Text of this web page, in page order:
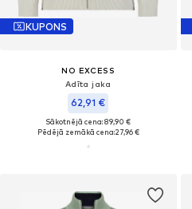
KUPONS
NO EXCESS
Adīta jaka
62,91 €
Sākotnējā cena: 89,90 €
Pēdējā zemākā cena:27,96 €